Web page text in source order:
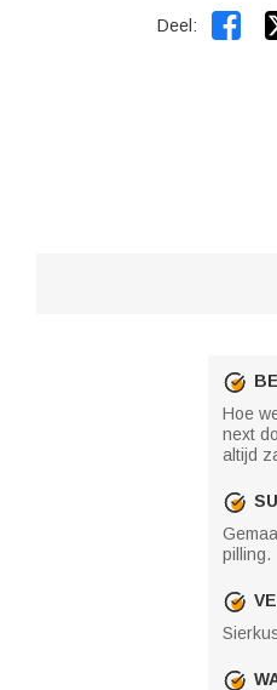
Deel: 
Hoe
next
altijd
pilling.